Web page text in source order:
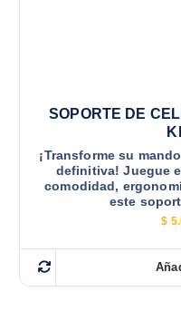
SOPORTE DE
¡Transforme su
definitiva! Juegue
comodidad,
este
$